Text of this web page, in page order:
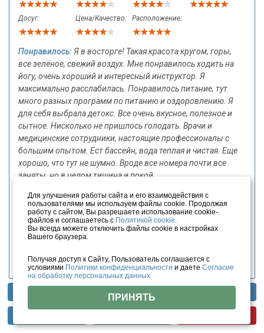
Досуг: Цена/Качество: Расположение:
Понравилось: Я в восторге! Такая красота кругом, горы,
все зелёное, свежий воздух. Мне понравилось ходить на
йогу, очень хороший и интересный инструктор. Я
максимально расслабилась. Понравилось питание, тут
много разных программ по питанию и оздоровлению. Я
для себя выбрала детокс. Все очень вкусное, полезное и
сытное. Нисколько не пришлось голодать. Врачи и
медицинские сотрудники, настоящие профессионалы с
большим опытом. Ест бассейн, вода теплая и чистая. Еще
хорошо, что тут не шумно. Вроде все номера почти все
заняты, но в целом тишина и покой.
Не понравилось:Жаль, что море далеко, просто так до него
не прогуляться.
Совет:Рекомендую. Обязательно приезжайте, тут можно
пройти и однодневный оздоровительный курс. Выбор
Дата: 15 апреля 2021
Посмотреть все отзывы (5)
Для улучшения работы сайта и его взаимодействия с
пользователями мы используем файлы cookie. Продолжая
работу с сайтом, Вы разрешаете использование cookie-
файлов и соглашаетесь с Политикой cookie.
Вы всегда можете отключить файлы cookie в настройках
Вашего браузера.
Получая доступ к Сайту, Пользователь соглашается с
условиями Политики конфиденциальности и даетеСогласие
на обработку персональных данных
ПРИНЯТЬ